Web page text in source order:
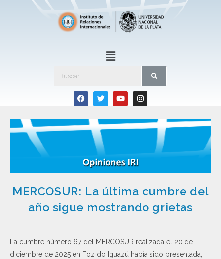
MERCOSUR: La última cumbre del
año sigue mostrando grietas
La cumbre número 67 del MERCOSUR realizada el 20 de
diciembre de 2025 en Foz do Iguazú había sido presentada,